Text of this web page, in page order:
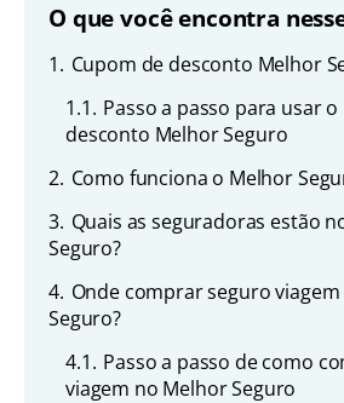
O que você encontra
1. Cupom de desconto Melhor
1.1. Passo a passo para usar
desconto Melhor Seguro
2. Como funciona o Melhor
3. Quais as seguradoras estão
Seguro?
4. Onde comprar seguro
Seguro?
4.1. Passo a passo de como
viagem no Melhor Seguro